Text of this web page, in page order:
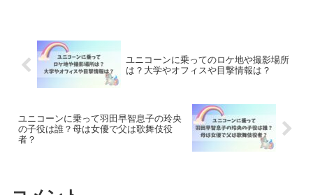
ユニコーンに乗ってのロケ地や撮影場所
は？大学やオフィスや目撃情報は？
ユニコーンに乗って羽田早智息子の玲央
の子役は誰？母は女優で父は歌舞伎役
者？